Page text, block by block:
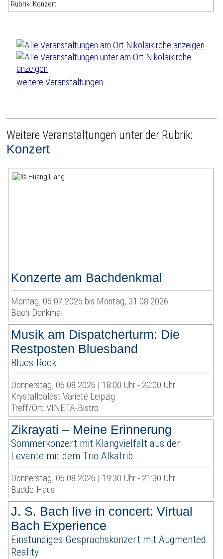
Rubrik: Konzert
weitere Veranstaltungen
Weitere Veranstaltungen unter der Rubrik:
Konzert
Konzerte am Bachdenkmal
Montag, 06.07.2026 bis Montag, 31.08.2026
Bach-Denkmal
Musik am Dispatcherturm: Die
Restposten Bluesband
Blues-Rock
Donnerstag, 06.08.2026 | 18:00 Uhr - 20:00 Uhr
Krystallpalast Varieté Leipzig
Treff/Ort: VINETA-Bistro
Zikrayati – Meine Erinnerung
Sommerkonzert mit Klangvielfalt aus der
Levante mit dem Trio Alkatrib
Donnerstag, 06.08.2026 | 19:30 Uhr - 21:30 Uhr
Budde-Haus
J. S. Bach live in concert: Virtual
Bach Experience
Einstündiges Gesprächskonzert mit Augmented
Reality